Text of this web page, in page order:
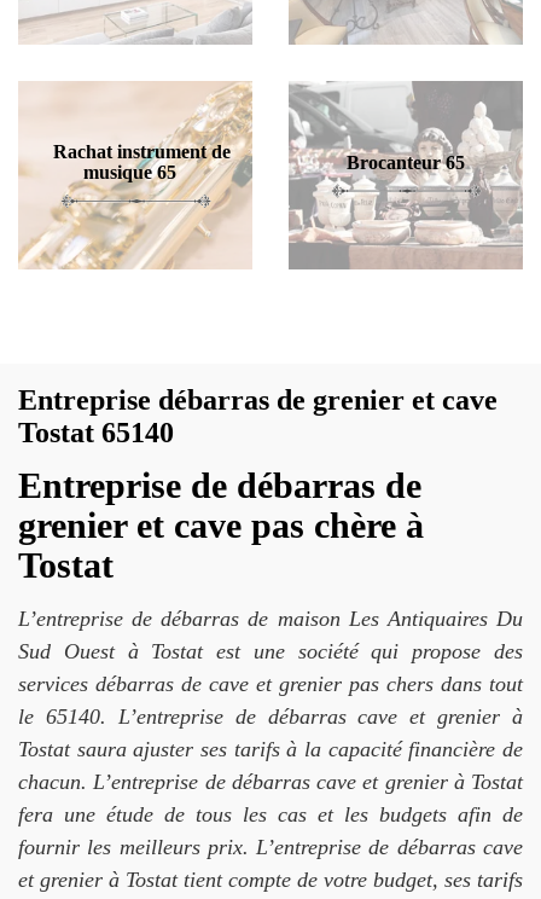
Rachat instrument de
musique 65
Brocanteur 65
Entreprise débarras de grenier et cave
Tostat 65140
Entreprise de débarras de
grenier et cave pas chère à
Tostat
L’entreprise de débarras de maison Les Antiquaires Du
Sud Ouest à Tostat est une société qui propose des
services débarras de cave et grenier pas chers dans tout
le 65140. L’entreprise de débarras cave et grenier à
Tostat saura ajuster ses tarifs à la capacité financière de
chacun. L’entreprise de débarras cave et grenier à Tostat
fera une étude de tous les cas et les budgets afin de
fournir les meilleurs prix. L’entreprise de débarras cave
et grenier à Tostat tient compte de votre budget, ses tarifs